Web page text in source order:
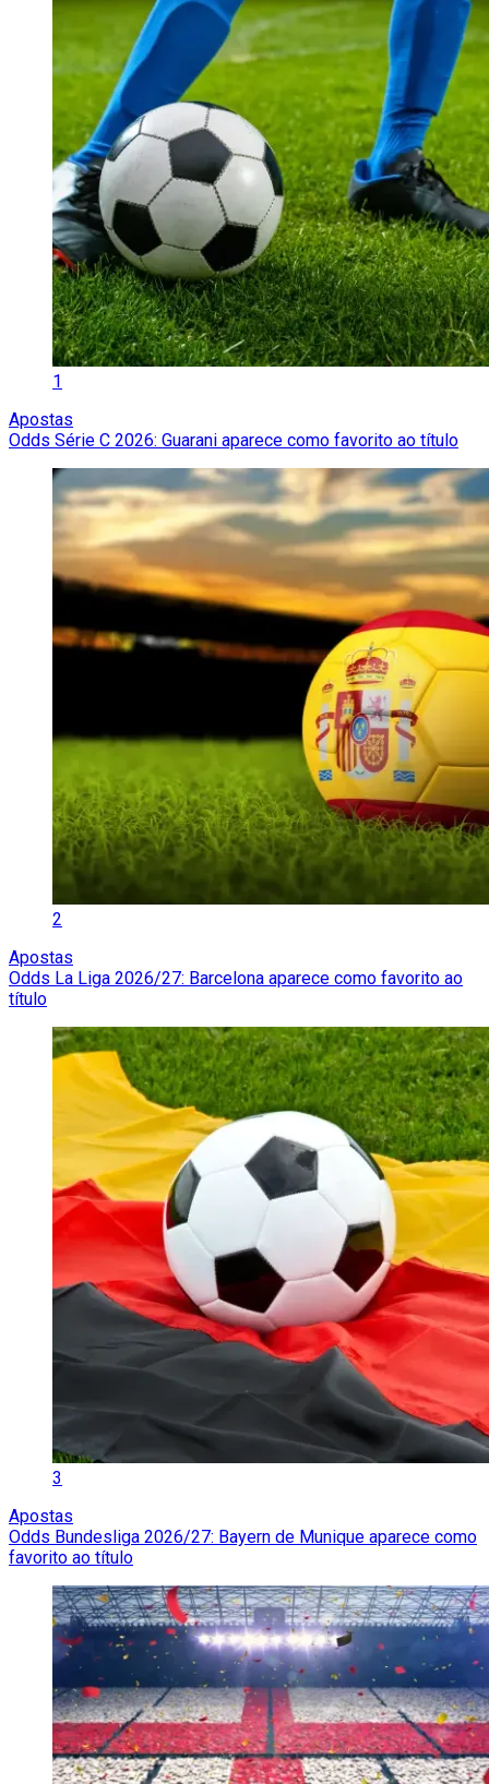
1
Apostas
Odds Série C 2026: Guarani aparece como favorito ao título
2
Apostas
Odds La Liga 2026/27: Barcelona aparece como favorito ao
título
3
Apostas
Odds Bundesliga 2026/27: Bayern de Munique aparece como
favorito ao título